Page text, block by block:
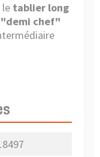
le tablier long
chef"